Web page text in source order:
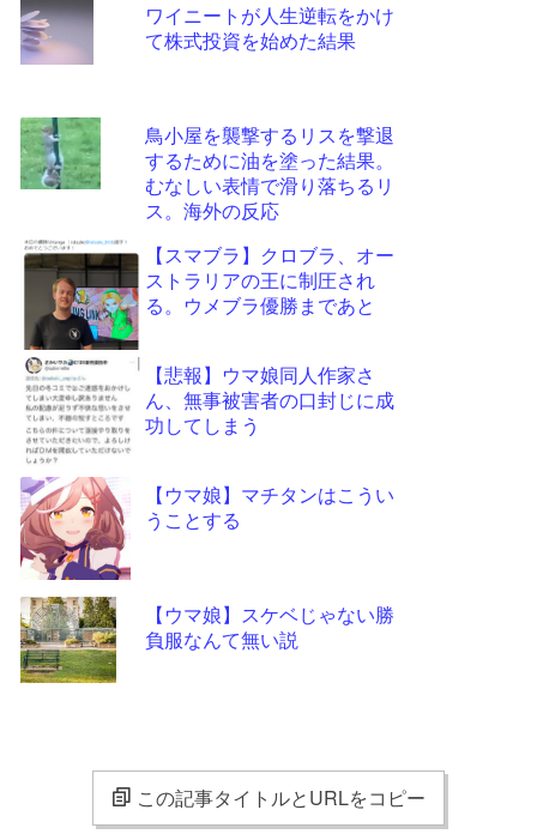
ワイニートが人生逆転をかけ
て株式投資を始めた結果
鳥小屋を襲撃するリスを撃退
するために油を塗った結果。
むなしい表情で滑り落ちるリ
ス。海外の反応
【スマブラ】クロブラ、オー
ストラリアの王に制圧され
る。ウメブラ優勝まであと
【悲報】ウマ娘同人作家さ
ん、無事被害者の口封じに成
功してしまう
【ウマ娘】マチタンはこうい
うことする
【ウマ娘】スケベじゃない勝
負服なんて無い説
この記事タイトルとURLをコピー